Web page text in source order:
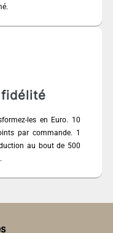
fidélité
les en Euro. 10
par commande. 1
au bout de 500